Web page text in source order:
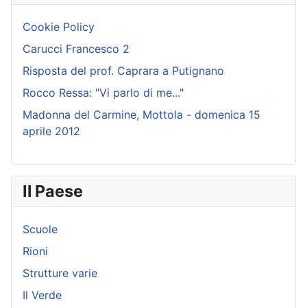
Cookie Policy
Carucci Francesco 2
Risposta del prof. Caprara a Putignano
Rocco Ressa: "Vi parlo di me..."
Madonna del Carmine, Mottola - domenica 15
aprile 2012
Il Paese
Scuole
Rioni
Strutture varie
Il Verde